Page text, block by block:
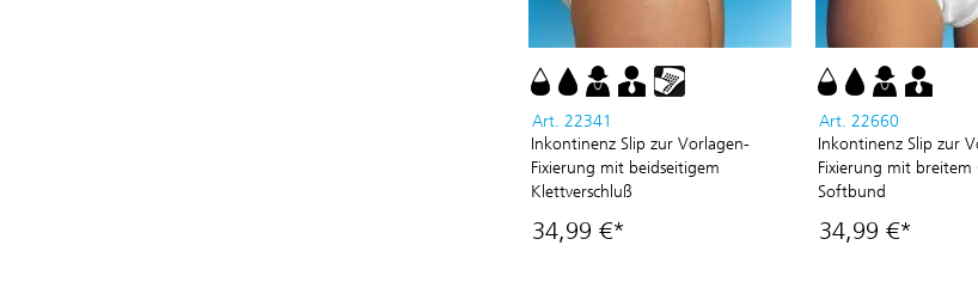
Art. 22341
Inkontinenz Slip zur Vorlagen-
Fixierung mit beidseitigem
Klettverschluß
34,99 €*
Art. 22660
Inkontinenz Slip zur
Fixierung mit breitem
Softbund
34,99 €*